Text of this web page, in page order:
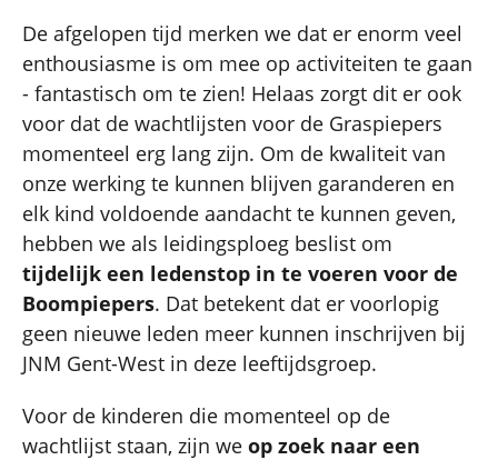
De afgelopen tijd merken we dat er enorm veel
enthousiasme is om mee op activiteiten te gaan
- fantastisch om te zien! Helaas zorgt dit er ook
voor dat de wachtlijsten voor de Graspiepers
momenteel erg lang zijn. Om de kwaliteit van
onze werking te kunnen blijven garanderen en
elk kind voldoende aandacht te kunnen geven,
hebben we als leidingsploeg beslist om
tijdelijk een ledenstop in te voeren voor de
Boompiepers. Dat betekent dat er voorlopig
geen nieuwe leden meer kunnen inschrijven bij
JNM Gent-West in deze leeftijdsgroep.
Voor de kinderen die momenteel op de
wachtlijst staan, zijn we op zoek naar een